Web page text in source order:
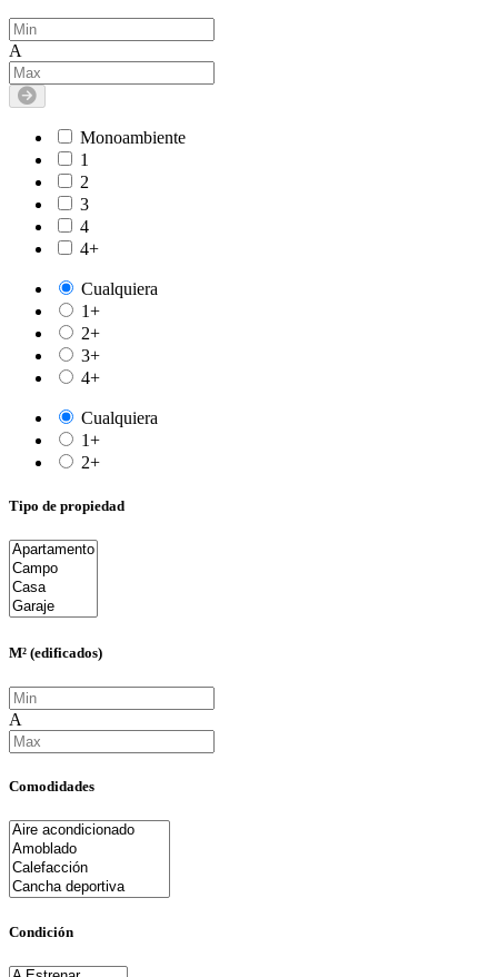
A
Monoambiente
1
2
3
4
4+
Cualquiera
1+
2+
3+
4+
Cualquiera
1+
2+
Tipo de propiedad
M² (edificados)
A
Comodidades
Condición